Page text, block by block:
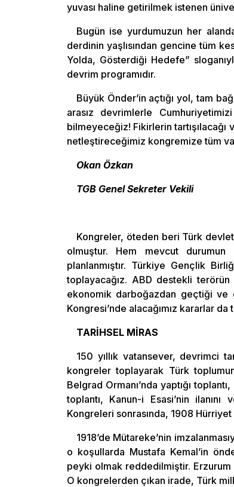
yuvası haline getirilmek istenen
Bugün ise yurdumuzun her
derdinin yaşlısından gencine tüm
Yolda, Gösterdiği Hedefe”
devrim programıdır.
Büyük Önder’in açtığı yol, tam
arasız devrimlerle
bilmeyeceğiz! Fikirlerin tartışılacağı
netleştireceğimiz kongremize tüm
Okan Özkan
TGB Genel Sekreter Vekili
Kongreler, öteden beri Türk
olmuştur. Hem mevcut
planlanmıştır. Türkiye Gençlik
toplayacağız. ABD destekli
ekonomik darboğazdan geçtiği ve
Kongresi’nde alacağımız kararlar
TARİHSEL MİRAS
150 yıllık vatansever, devrimci
kongreler toplayarak Türk
Belgrad Ormanı’nda yaptığı
toplantı, Kanun-i Esasi’nin
Kongreleri sonrasında, 1908
1918’de Mütareke’nin
o koşullarda Mustafa Kemal’in
peyki olmak reddedilmiştir. Erzurum
O kongrelerden çıkan irade, Türk